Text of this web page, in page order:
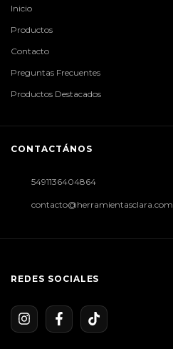
Inicio
Productos
Contacto
Preguntas Frecuentes
Productos Destacados
CONTACTÁNOS
5491136404864
contacto@herramientasclara.com
REDES SOCIALES